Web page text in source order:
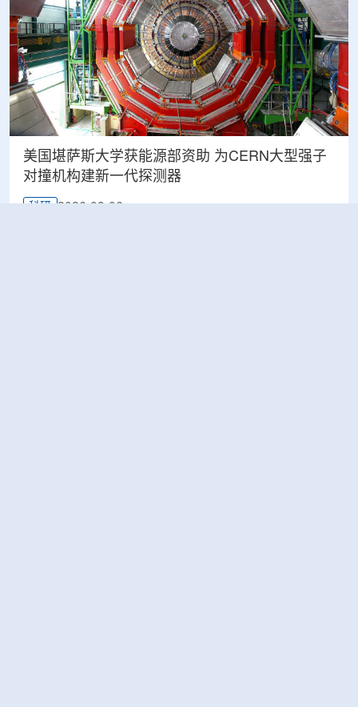
美国堪萨斯大学获能源部资助 为CERN大型强子
对撞机构建新一代探测器
科研 2026-08-06